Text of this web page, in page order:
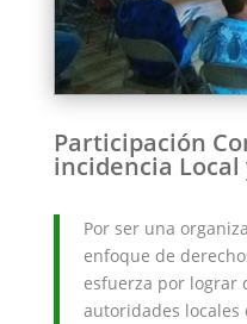
Participación
incidencia
Por ser una
enfoque de
esfuerza por lograr
autoridades locales